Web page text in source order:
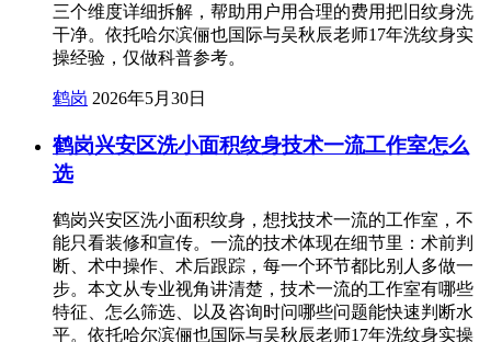
三个维度详细拆解，帮助用户用合理的费用把旧纹身洗
干净。依托哈尔滨俪也国际与吴秋辰老师17年洗纹身实
操经验，仅做科普参考。
鹤岗 2026年5月30日
鹤岗兴安区洗小面积纹身技术一流工作室怎么
选
鹤岗兴安区洗小面积纹身，想找技术一流的工作室，不
能只看装修和宣传。一流的技术体现在细节里：术前判
断、术中操作、术后跟踪，每一个环节都比别人多做一
步。本文从专业视角讲清楚，技术一流的工作室有哪些
特征、怎么筛选、以及咨询时问哪些问题能快速判断水
平。依托哈尔滨俪也国际与吴秋辰老师17年洗纹身实操